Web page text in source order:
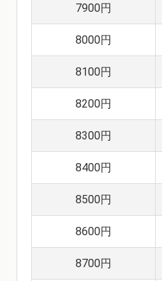
7900円
8000円
8100円
8200円
8300円
8400円
8500円
8600円
8700円